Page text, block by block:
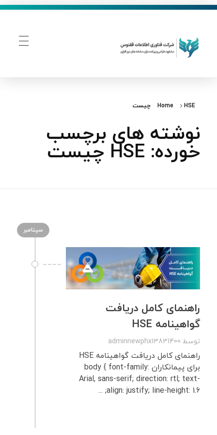
Home HSE چیست
نوشته های برچسب
خورده: HSE چیست
سپتامبر
راهنمای کامل دریافت
گواهینامه HSE
توسط adminnewphx13831400
راهنمای کامل دریافت گواهینامه HSE
برای پیمانکاران body { font-family:
Arial, sans-serif; direction: rtl; text-
align: justify; line-height: 1.6; ...